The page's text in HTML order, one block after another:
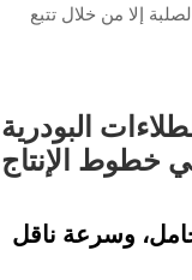
إلا من خلال تتبع
البودرية
خطوط الإنتاج
وسرعة ناقل